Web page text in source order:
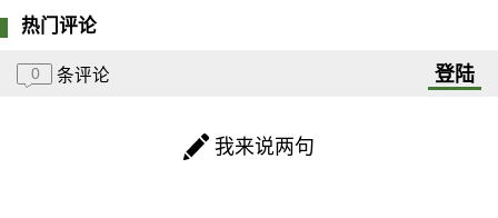
热门评论
0 条评论 登陆
我来说两句